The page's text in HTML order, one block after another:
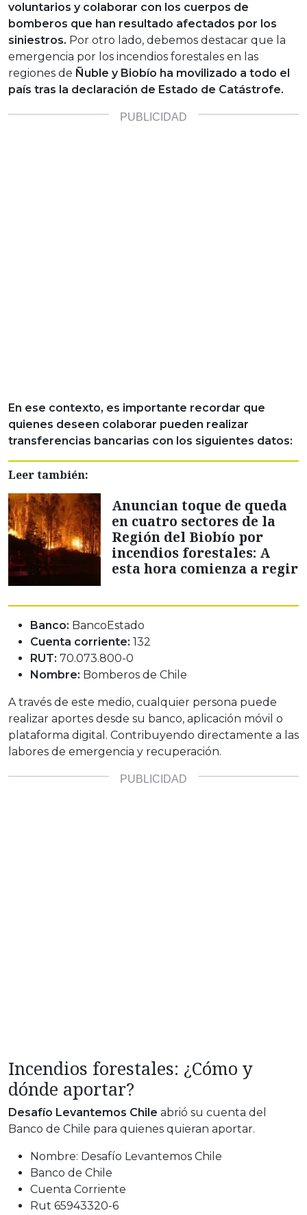
voluntarios y colaborar con los cuerpos de
bomberos que han resultado afectados por los
siniestros. Por otro lado, debemos destacar que la
emergencia por los incendios forestales en las
regiones de Ñuble y Biobío ha movilizado a todo el
país tras la declaración de Estado de Catástrofe.
En ese contexto, es importante recordar que
quienes deseen colaborar pueden realizar
transferencias bancarias con los siguientes datos:
Leer también:
Anuncian toque de queda
en cuatro sectores de la
Región del Biobío por
incendios forestales: A
esta hora comienza a regir
Banco: BancoEstado
Cuenta corriente: 132
RUT: 70.073.800-0
Nombre: Bomberos de Chile
A través de este medio, cualquier persona puede
realizar aportes desde su banco, aplicación móvil o
plataforma digital. Contribuyendo directamente a las
labores de emergencia y recuperación.
Incendios forestales: ¿Cómo y
dónde aportar?
Desafío Levantemos Chile abrió su cuenta del
Banco de Chile para quienes quieran aportar.
Nombre: Desafío Levantemos Chile
Banco de Chile
Cuenta Corriente
Rut 65943320-6